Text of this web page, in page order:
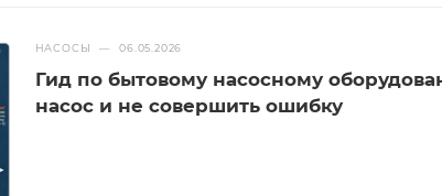
НАСОСЫ — 06.05.2026
Гид по бытовому насосному
насос и не совершить ошибку